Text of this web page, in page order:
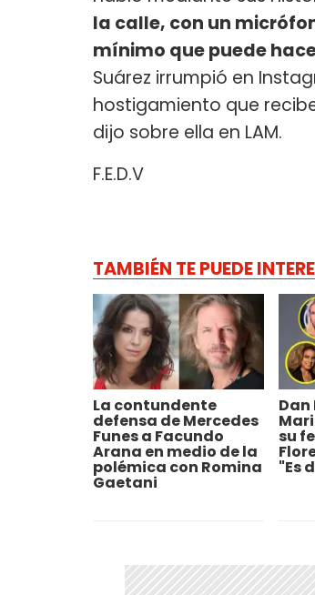
la calle, con un
mínimo que puede
Suárez irrumpió en
hostigamiento que
dijo sobre ella en LAM.
F.E.D.V
TAMBIÉN TE PUEDE
La contundente
defensa de Mercedes
Funes a Facundo
Arana en medio de la
polémica con Romina
Gaetani
su
"Es